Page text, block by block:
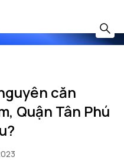
căn
Quận Tân Phú